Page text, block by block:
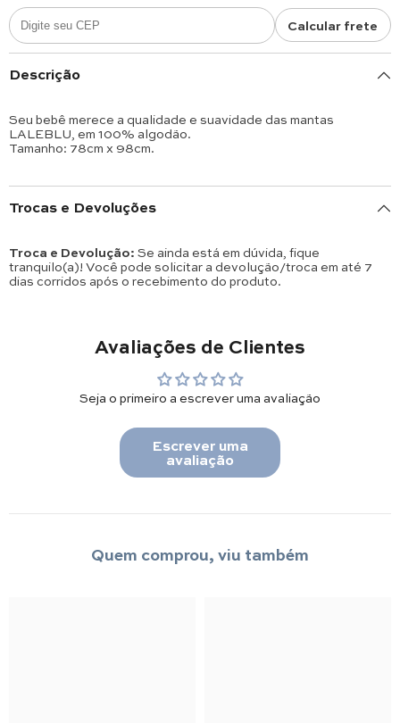
Calcular frete
Descrição
Seu bebê merece a qualidade e suavidade das mantas
LALEBLU, em 100% algodão.
Tamanho: 78cm x 98cm.
Trocas e Devoluções
Troca e Devolução: Se ainda está em dúvida, fique
tranquilo(a)! Você pode solicitar a devolução/troca em até 7
dias corridos após o recebimento do produto.
Avaliações de Clientes
Seja o primeiro a escrever uma avaliação
Escrever uma
avaliação
Quem comprou, viu também